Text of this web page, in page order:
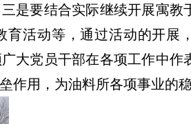
是要结合实际继续开展寓教
活动等，通过活动的开展
大党员干部在各项工作中作
作用，为油料所各项事业的稳